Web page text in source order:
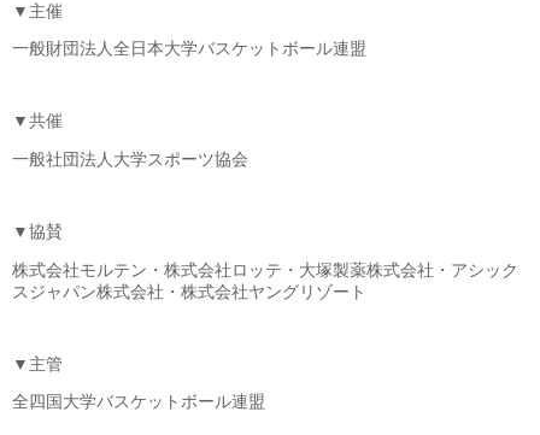
▼主催
一般財団法人全日本大学バスケットボール連盟
▼共催
一般社団法人大学スポーツ協会
▼協賛
株式会社モルテン・株式会社ロッテ・大塚製薬株式会社・アシック
スジャパン株式会社・株式会社ヤングリゾート
▼主管
全四国大学バスケットボール連盟